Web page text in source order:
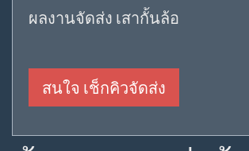
ผลงานจัดส่ง เสากั้นล้อ
สนใจ เช็กคิวจัดส่ง